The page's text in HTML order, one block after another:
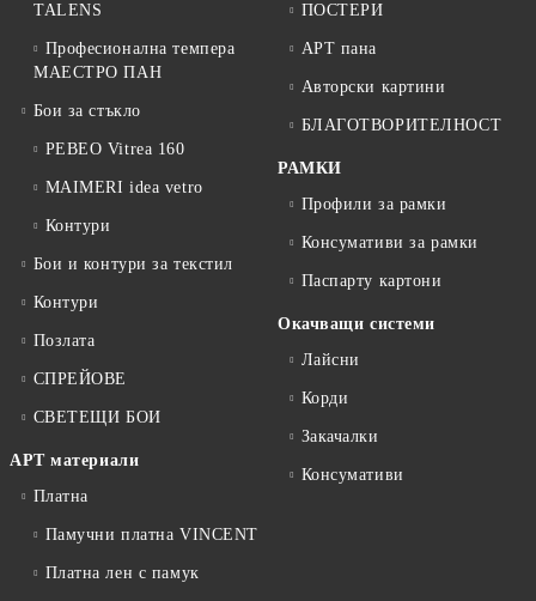
TALENS
Професионална темпера
МАЕСТРО ПАН
Бои за стъкло
PEBEO Vitrea 160
MAIMERI idea vetro
Контури
Бои и контури за текстил
Контури
Позлата
СПРЕЙОВЕ
СВЕТЕЩИ БОИ
АРТ материали
Платна
Памучни платна VINCENT
Платна лен с памук
ПОСТЕРИ
АРТ пана
Авторски картини
БЛАГОТВОРИТЕЛНОСТ
РАМКИ
Профили за рамки
Консумативи за рамки
Паспарту картони
Окачващи системи
Лайсни
Корди
Закачалки
Консумативи